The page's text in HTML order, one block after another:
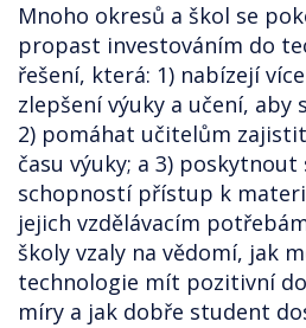
Mnoho okresů a škol se
propast investováním do
řešení, která: 1) nabízejí
zlepšení výuky a učení, aby
2) pomáhat učitelům
času výuky; a 3)
schopností přístup k
jejich vzdělávacím
školy vzaly na vědomí, jak
technologie mít pozitivní
míry a jak dobře student